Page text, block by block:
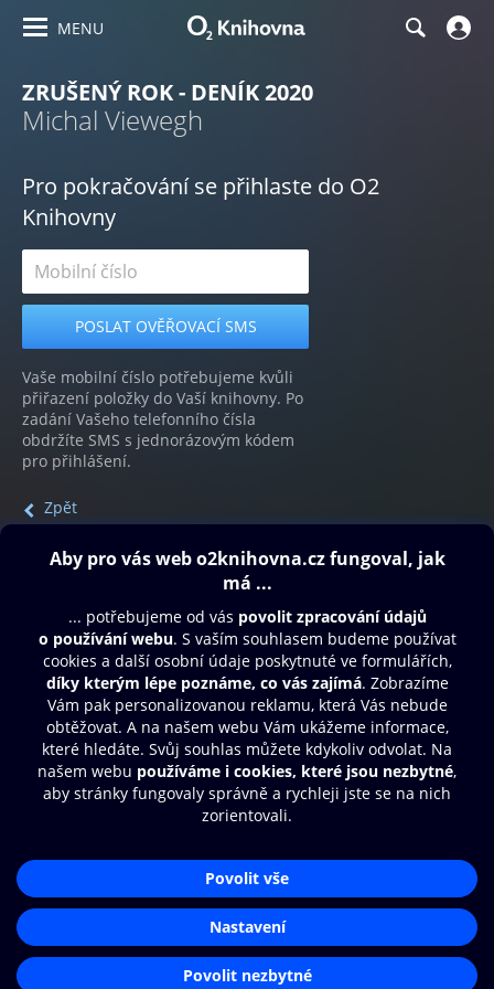
MENU
ZRUŠENÝ ROK - DENÍK 2020
Michal Viewegh
Pro pokračování se přihlaste do O2
Knihovny
Vaše mobilní číslo potřebujeme kvůli
přiřazení položky do Vaší knihovny. Po
zadání Vašeho telefonního čísla
obdržíte SMS s jednorázovým kódem
pro přihlášení.
Zpět
Obsah ke stažení
Moje O2 Knihovna
Další zábava
© O2 Czech Republic a.s.
Přístupnost
Zásady zpracování osobních údajů
Nastavení cookies
Aplikace O2 Knihovna
Čti a poslouchej své e-knihy a
audioknihy rychleji a pohodlněji.